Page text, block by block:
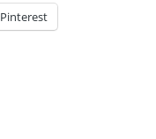
Pinterest